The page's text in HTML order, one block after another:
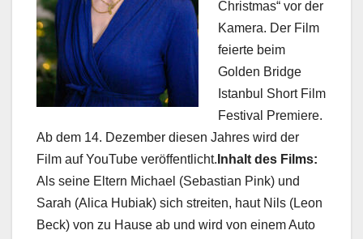
Christmas“ vor der
Kamera. Der Film
feierte beim
Golden Bridge
Istanbul Short Film
Festival Premiere.
Ab dem 14. Dezember diesen Jahres wird der
Film auf YouTube veröffentlicht. Inhalt des Films:
Als seine Eltern Michael (Sebastian Pink) und
Sarah (Alica Hubiak) sich streiten, haut Nils (Leon
Beck) von zu Hause ab und wird von einem Auto